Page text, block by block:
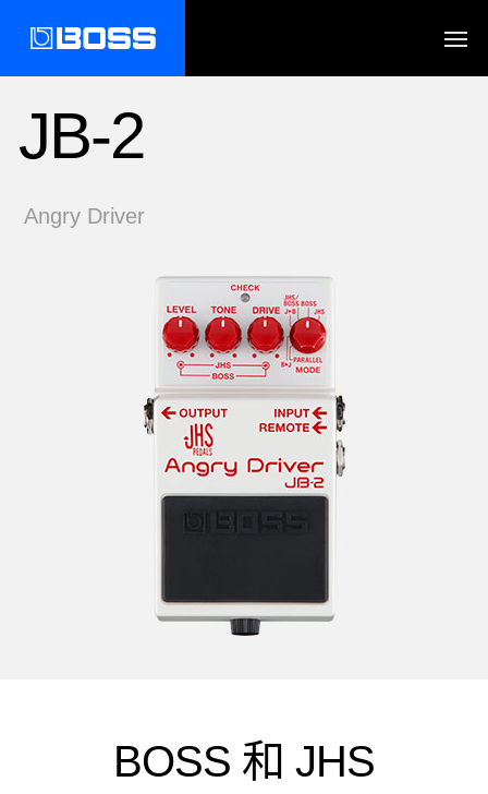
JB-2
Angry Driver
BOSS 和 JHS